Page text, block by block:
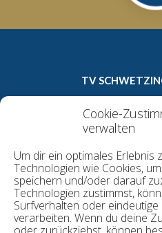
Cookie-
verwalten
Um dir ein optimales Erlebnis
Technologien wie Cookies,
speichern und/oder darauf
Technologien zustimmst,
Surfverhalten oder
verarbeiten. Wenn du deine
TV
Carl-
68723
E-Mail: